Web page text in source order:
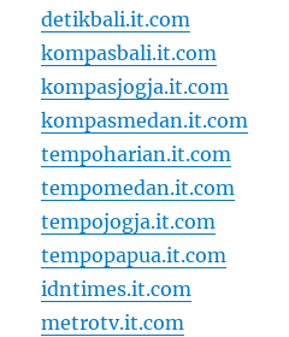
detikbali.it.com
kompasbali.it.com
kompasjogja.it.com
kompasmedan.it.com
tempoharian.it.com
tempomedan.it.com
tempojogja.it.com
tempopapua.it.com
idntimes.it.com
metrotv.it.com